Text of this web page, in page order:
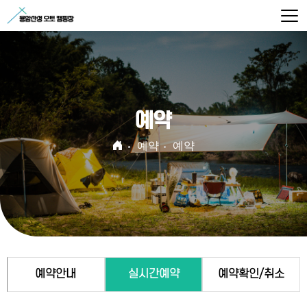
예약
예약 예약
예약안내 실시간예약 예약확인/취소